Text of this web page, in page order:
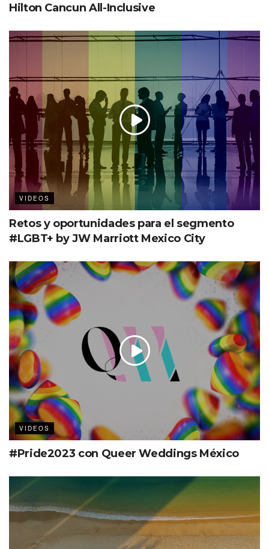
Hilton Cancun All-Inclusive
VIDEOS
Retos y oportunidades para el segmento
#LGBT+ by JW Marriott Mexico City
VIDEOS
#Pride2023 con Queer Weddings México